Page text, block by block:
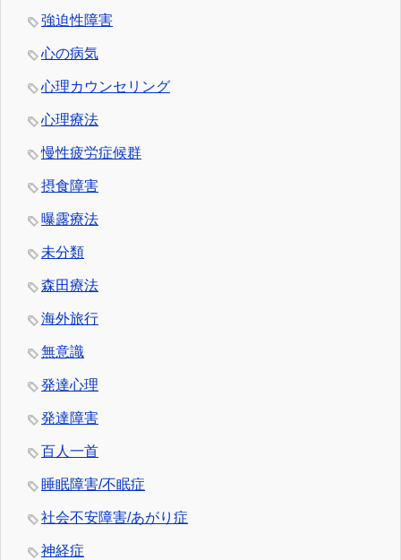
強迫性障害
心の病気
心理カウンセリング
心理療法
慢性疲労症候群
摂食障害
曝露療法
未分類
森田療法
海外旅行
無意識
発達心理
発達障害
百人一首
睡眠障害/不眠症
社会不安障害/あがり症
神経症